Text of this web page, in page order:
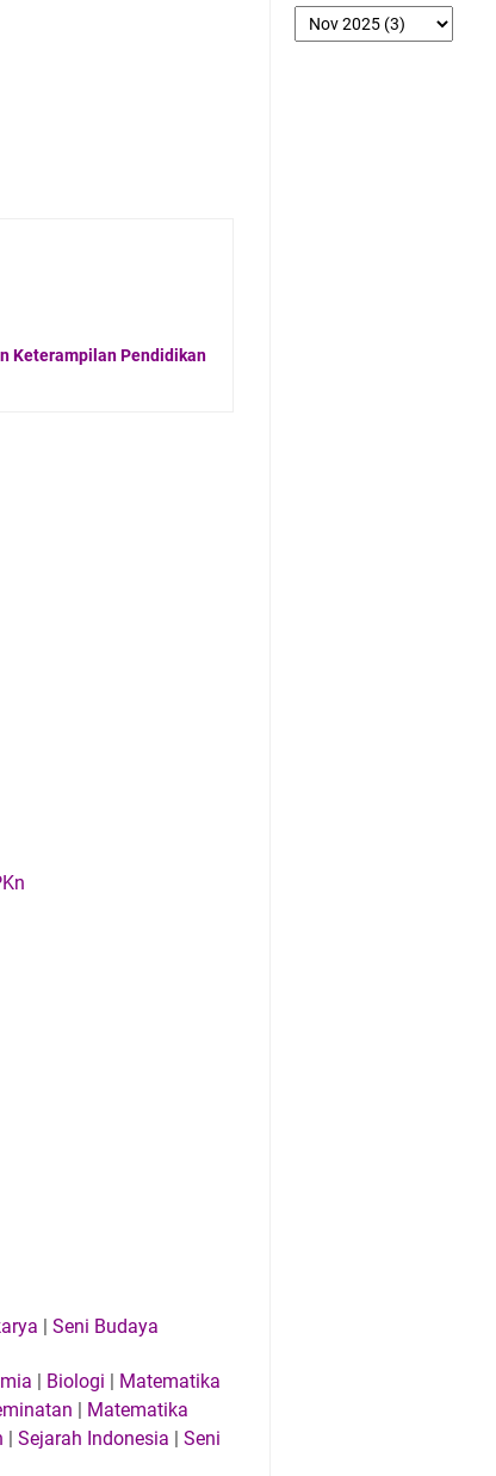
Keterampilan Pendidikan
| Seni Budaya
| Biologi | Matematika
| Matematika
| Sejarah Indonesia | Seni